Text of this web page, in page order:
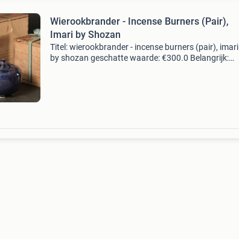
Wierookbrander - Incense Burners (Pair),
Imari by Shozan
Titel: wierookbrander - incense burners (pair), imari
by shozan geschatte waarde: €300.0 Belangrijk: